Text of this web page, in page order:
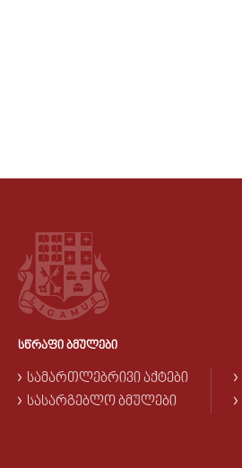
ᲡᲬᲠᲐᲤᲘ ᲑᲛᲣᲚᲔᲑᲘ
ᲡᲐᲛᲐᲠᲗᲚᲔᲑᲠᲘᲕᲘ ᲐᲥᲢᲔᲑᲘ
ᲡᲐᲡᲐᲠᲒᲔᲑᲚᲝ ᲑᲛᲣᲚᲔᲑᲘ